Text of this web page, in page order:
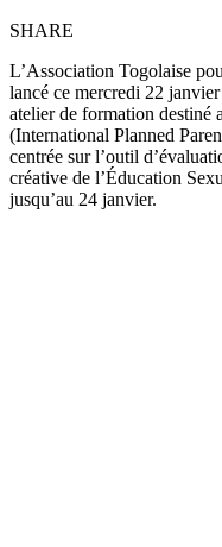
SHARE
L’Association Togolaise
lancé ce mercredi 22
atelier de formation destiné
(International Planned
centrée sur l’outil
créative de l’Éducation
jusqu’au 24 janvier.